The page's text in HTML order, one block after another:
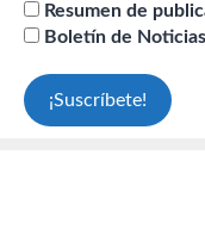
Resumen de
Boletín de